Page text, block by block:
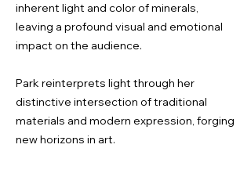
inherent light and color of minerals,
leaving a profound visual and emotional
impact on the audience.
Park reinterprets light through her
distinctive intersection of traditional
materials and modern expression, forging
new horizons in art.